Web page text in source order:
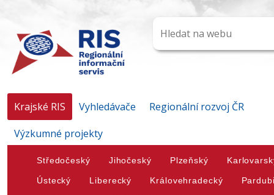
Krajské RIS Vyhledávače
Regionální rozvoj ČR
Výzkumné projekty
Středočeský Jihočeský Plzeňský
Ústecký Liberecký Královehradecký